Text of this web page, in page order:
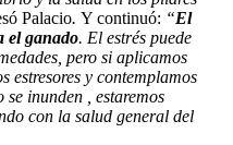
Palacio. Y continuó: “El
el ganado. El estrés puede
pero si aplicamos
estresores y contemplamos
inunden , estaremos
con la salud general del